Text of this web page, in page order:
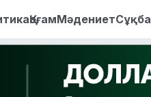
ҚоғамМәдениет